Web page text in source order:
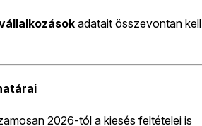
adatait összevontan kell
2026-tól a kiesés feltételei is